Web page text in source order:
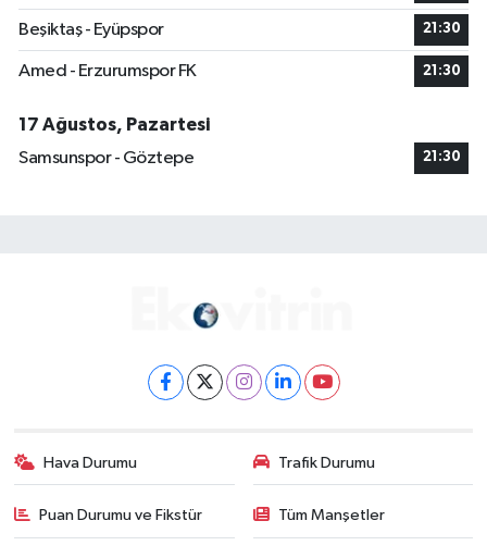
Beşiktaş - Eyüpspor 21:30
Amed - Erzurumspor FK 21:30
17 Ağustos, Pazartesi
Samsunspor - Göztepe
21:30
Hava Durumu Trafik Durumu
Puan Durumu ve Fikstür Tüm Manşetler